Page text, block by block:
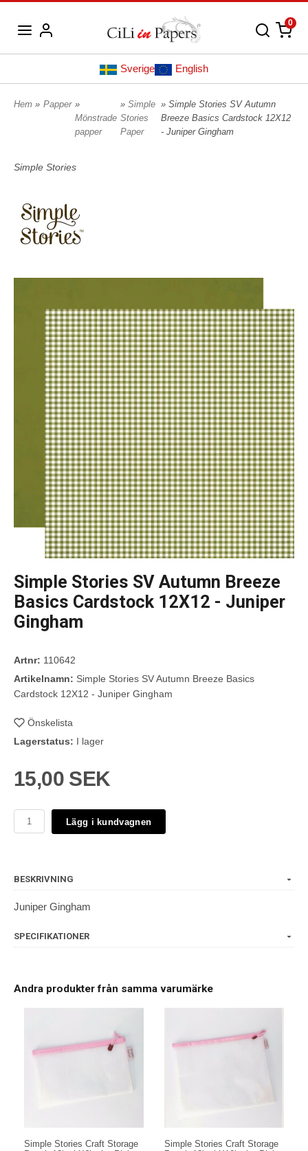
0
Sverige English
Hem » Papper »
Mönstrade
papper
» Simple
Stories
Paper
» Simple Stories SV Autumn
Breeze Basics Cardstock 12X12
- Juniper Gingham
Simple Stories
Simple Stories SV Autumn Breeze
Basics Cardstock 12X12 - Juniper
Gingham
Artnr: 110642
Artikelnamn: Simple Stories SV Autumn Breeze Basics
Cardstock 12X12 - Juniper Gingham
Önskelista
Lagerstatus: I lager
15,00 SEK
Lägg i kundvagnen
BESKRIVNING
Juniper Gingham
SPECIFIKATIONER
Andra produkter från samma varumärke
Simple Stories Craft Storage
Simple Stories Craft Storage